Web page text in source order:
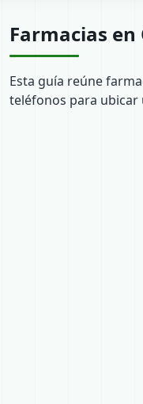
Farmacias
Esta guía reúne
teléfonos para ubicar